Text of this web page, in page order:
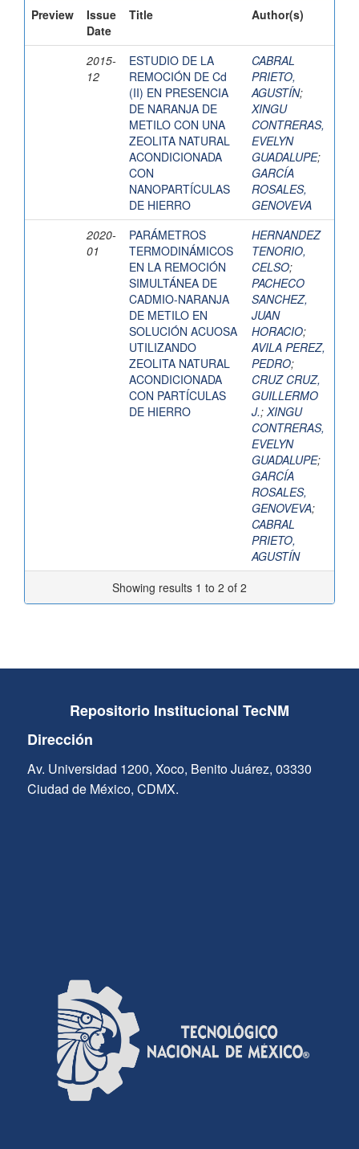
Preview
Issue
Date
Title Author(s)
2015-
12
ESTUDIO DE LA
REMOCIÓN DE Cd
(II) EN PRESENCIA
DE NARANJA DE
METILO CON UNA
ZEOLITA NATURAL
ACONDICIONADA
CON
NANOPARTÍCULAS
DE HIERRO
CABRAL
PRIETO,
AGUSTÍN;
XINGU
CONTRERAS,
EVELYN
GUADALUPE;
GARCÍA
ROSALES,
GENOVEVA
2020-
01
PARÁMETROS
TERMODINÁMICOS
EN LA REMOCIÓN
SIMULTÁNEA DE
CADMIO-NARANJA
DE METILO EN
SOLUCIÓN ACUOSA
UTILIZANDO
ZEOLITA NATURAL
ACONDICIONADA
CON PARTÍCULAS
DE HIERRO
HERNANDEZ
TENORIO,
CELSO;
PACHECO
SANCHEZ,
JUAN
HORACIO;
AVILA PEREZ,
PEDRO;
CRUZ CRUZ,
GUILLERMO
J.; XINGU
CONTRERAS,
EVELYN
GUADALUPE;
GARCÍA
ROSALES,
GENOVEVA;
CABRAL
PRIETO,
AGUSTÍN
Showing results 1 to 2 of 2
Repositorio Institucional TecNM
Dirección
Av. Universidad 1200, Xoco, Benito Juárez, 03330
Ciudad de México, CDMX.